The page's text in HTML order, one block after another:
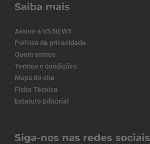
Saiba mais
Assine a VS NEWS
Política de privacidade
Quem somos
Termos e condições
Mapa do site
Ficha Técnica
Estatuto Editorial
Siga-nos nas redes sociais